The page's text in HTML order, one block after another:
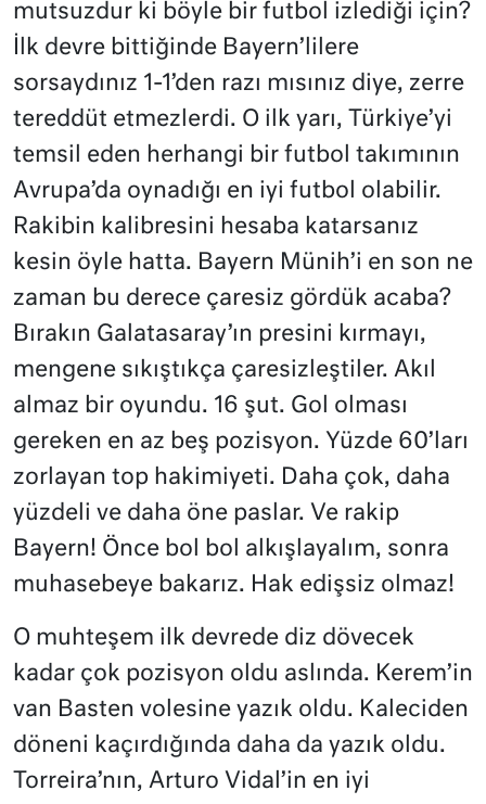
mutsuzdur ki böyle bir futbol izlediği için?
İlk devre bittiğinde Bayern’lilere
sorsaydınız 1-1’den razı mısınız diye, zerre
tereddüt etmezlerdi. O ilk yarı, Türkiye’yi
temsil eden herhangi bir futbol takımının
Avrupa’da oynadığı en iyi futbol olabilir.
Rakibin kalibresini hesaba katarsanız
kesin öyle hatta. Bayern Münih’i en son ne
zaman bu derece çaresiz gördük acaba?
Bırakın Galatasaray’ın presini kırmayı,
mengene sıkıştıkça çaresizleştiler. Akıl
almaz bir oyundu. 16 şut. Gol olması
gereken en az beş pozisyon. Yüzde 60’ları
zorlayan top hakimiyeti. Daha çok, daha
yüzdeli ve daha öne paslar. Ve rakip
Bayern! Önce bol bol alkışlayalım, sonra
muhasebeye bakarız. Hak edişsiz olmaz!
O muhteşem ilk devrede diz dövecek
kadar çok pozisyon oldu aslında. Kerem’in
van Basten volesine yazık oldu. Kaleciden
döneni kaçırdığında daha da yazık oldu.
Torreira’nın, Arturo Vidal’in en iyi